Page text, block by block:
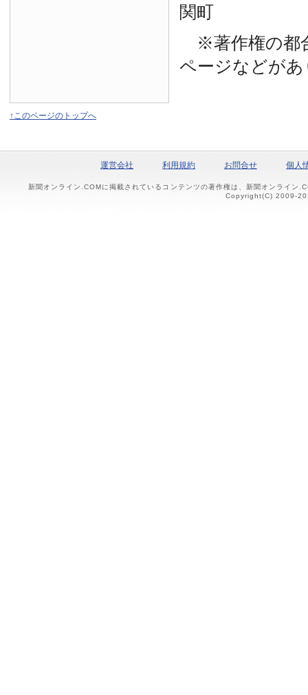
関町
※著作権の都
ページなどが
↑このページのトップへ
運営会社 利用規約 お問合せ 個人
新聞オンライン.COMに掲載されているコンテンツの著作権は、新聞オンライン
Copyright(C) 2009-